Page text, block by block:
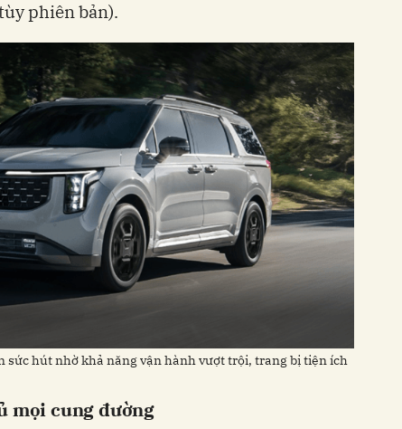
phiên bản).
sức hút nhờ khả năng vận hành vượt trội, trang bị tiện ích
mọi cung đường